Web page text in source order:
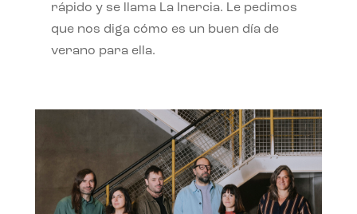
rápido y se llama La Inercia. Le pedimos
que nos diga cómo es un buen día de
verano para ella.